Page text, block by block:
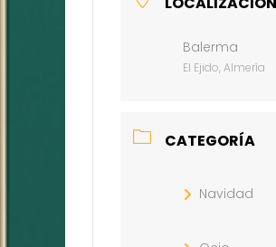
Balerma
El Ejido, Almería
CATEGORÍA
Navidad